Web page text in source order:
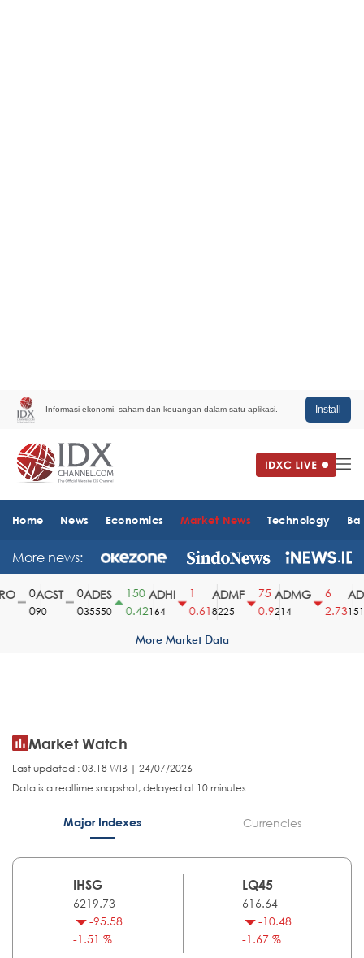
Informasi ekonomi, saham dan keuangan dalam satu aplikasi. Install
Home News Economics Market News Technology
More news:
ACST
90
ADES
35550
150
0.42
ADHI
164
0.61
ADMF
8225
75
0.9
ADMG
214
2.731510
More Market Data
Market Watch
Last updated : 03.18 WIB | 24/07/2026
Data is a realtime snapshot, delayed at 10 minutes
Major Indexes Currencies
IHSG
6219.73
-95.58
-1.51 %
LQ45
616.64
-10.48
-1.67 %